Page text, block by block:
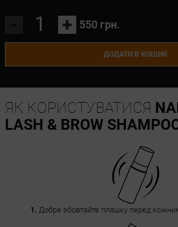
+ 550 грн.
ДОДАТИ В КОШИК
ЯК КОРИСТУВАТИСЯ
LASH & BROW
1. Добре збовтайте пляшку перед